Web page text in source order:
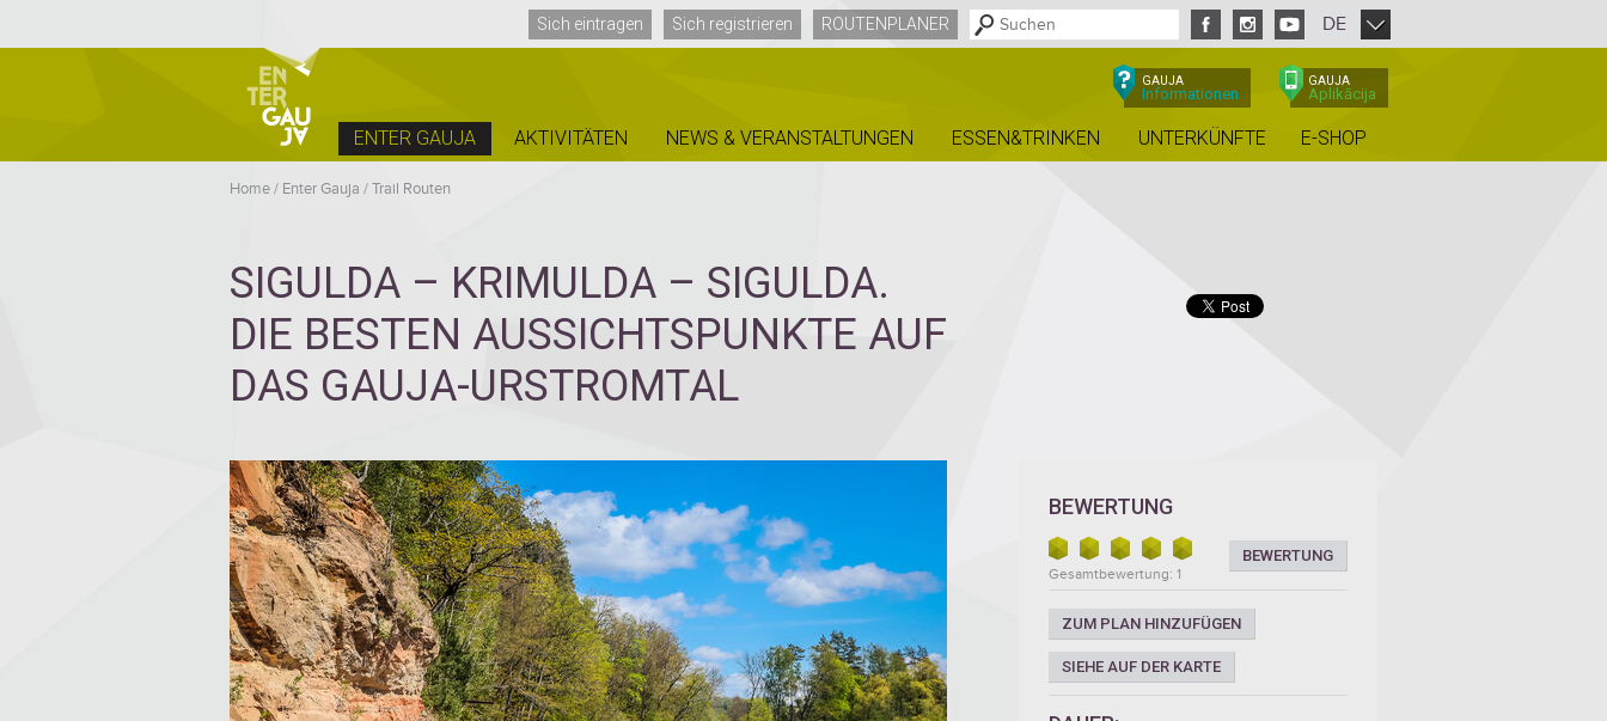
Sich eintragen Sich registrieren ROUTENPLANER DE
GAUJA
Informationen
GAUJA
Aplikācija
ENTER GAUJA AKTIVITÄTEN NEWS & VERANSTALTUNGEN ESSEN&TRINKEN UNTERKÜNFTE E-SHOP
Home/ Enter Gauja /Trail Routen
SIGULDA – KRIMULDA – SIGULDA.
DIE BESTEN AUSSICHTSPUNKTE AUF
DAS GAUJA-URSTROMTAL
BEWERTUNG
BEWERTUNG
Gesamtbewertung: 1
ZUM PLAN HINZUFÜGEN
SIEHE AUF DER KARTE